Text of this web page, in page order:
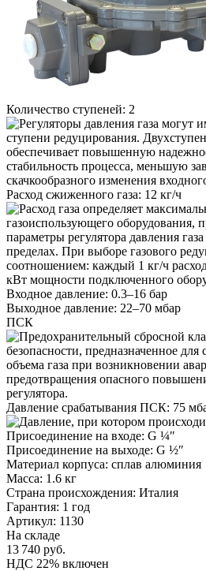
Количество ступеней: 2
Расход сжиженного газа: 12 кг/ч
Входное давление: 0.3–16 бар
Выходное давление: 22–70 мбар
ПСК
Давление срабатывания ПСК: 75
Присоединение на входе: G ¼″
Присоединение на выходе: G ½″
Материал корпуса: сплав алюминия
Масса: 1.6 кг
Страна происхождения: Италия
Гарантия: 1 год
Артикул: 1130
На складе
13 740 руб.
НДС 22% включен